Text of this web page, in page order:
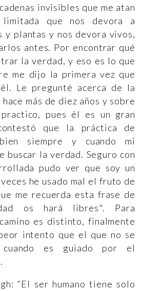
invisibles que me atan
que nos devora a
y plantas y nos devora vivos,
antes. Por encontrar qué
la verdad, y eso es lo que
me dijo la primera vez que
Le pregunté acerca de la
más de diez años y sobre
pues él es un gran
que la práctica de
siempre y cuando mi
buscar la verdad. Seguro con
pudo ver que soy un
he usado mal el fruto de
me recuerda esta frase de
os hará libres". Para
es distinto, finalmente
intento que el que no se
cuando es guiado por el
“El ser humano tiene solo